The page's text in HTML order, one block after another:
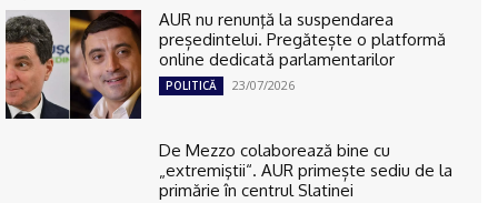
AUR nu renunţă la suspendarea
președintelui. Pregătește o platformă
online dedicată parlamentarilor
POLITICĂ 23/07/2026
De Mezzo colaborează bine cu
„extremiştii“. AUR primește sediu de la
primărie în centrul Slatinei